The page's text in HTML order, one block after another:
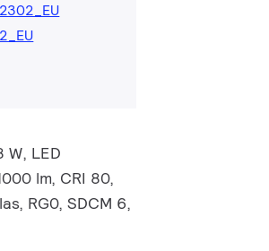
W, LED
lm, CRI 80,
RG0, SDCM 6,